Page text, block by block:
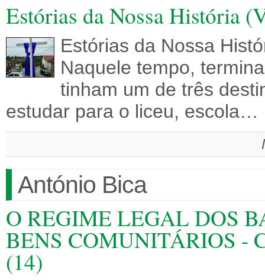
Estórias da Nossa História
Estórias da Nossa
Naquele tempo,
tinham um de três
estudar para o liceu, escola…
António Bica
O REGIME LEGAL DOS
BENS COMUNITÁRIOS -
(14)